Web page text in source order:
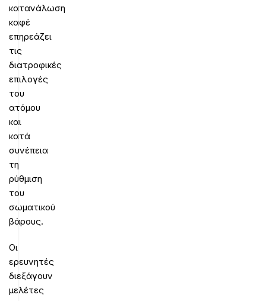
κατανάλωση
καφέ
επηρεάζει
τις
διατροφικές
επιλογές
του
ατόμου
και
κατά
συνέπεια
τη
ρύθμιση
του
σωματικού
βάρους.
Οι
ερευνητές
διεξάγουν
μελέτες